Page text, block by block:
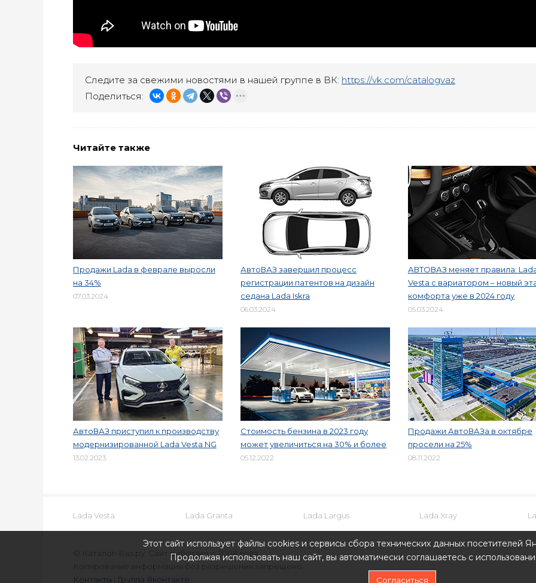
Следите за свежими новостями в нашей группе в ВК: https://vk.com/catalogvaz
Поделиться:
Читайте также
Продажи Lada в феврале выросли
на 34%
07.03.2024
АвтоВАЗ завершил процесс
регистрации патентов на дизайн
седана Lada Iskra
06.03.2024
АВТОВАЗ меняет правила:
Vesta с вариатором – новый
комфорта уже в 2024 году
05.03.2024
АвтоВАЗ приступил к производству
модернизированной Lada Vesta NG
13.02.2023
Стоимость бензина в 2023 году
может увеличиться на 30% и более
05.12.2022
Продажи АвтоВАЗа в октябре
просели на 25%
08.11.2022
Lada Vesta Lada Granta Lada Largus Lada Xray
© Каталог-Ваз.ру. Сайт работает с 2008 года.
Копирование информации без разрешения запрещено.
Контакты
Группа Вконтакте
Этот сайт использует файлы cookies и сервисы сбора технических данных посетителей
Продолжая использовать наш сайт, вы автоматически соглашаетесь с
Согласиться